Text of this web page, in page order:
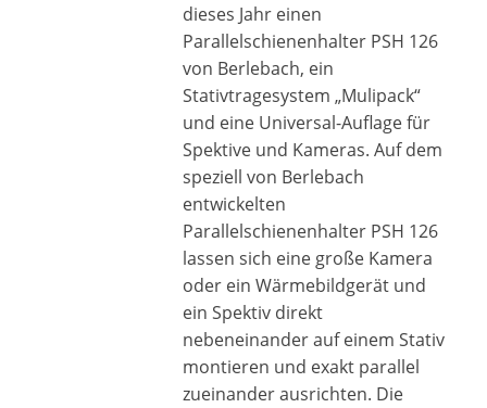
dieses Jahr einen
Parallelschienenhalter PSH 126
von Berlebach, ein
Stativtragesystem „Mulipack“
und eine Universal-Auflage für
Spektive und Kameras. Auf dem
speziell von Berlebach
entwickelten
Parallelschienenhalter PSH 126
lassen sich eine große Kamera
oder ein Wärmebildgerät und
ein Spektiv direkt
nebeneinander auf einem Stativ
montieren und exakt parallel
zueinander ausrichten. Die